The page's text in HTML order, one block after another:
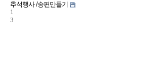
1
1
3
추석행사 /송편만들기